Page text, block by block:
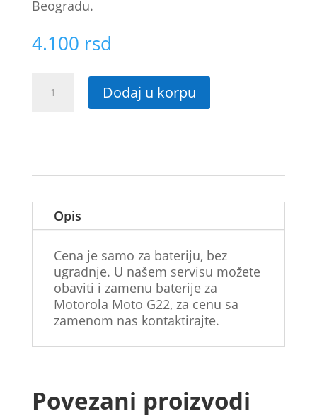
Beogradu.
4.100 rsd
Originalna
baterija
količina
Dodaj u korpu
Opis
Cena je samo za bateriju, bez
ugradnje. U našem servisu možete
obaviti i zamenu baterije za
Motorola Moto G22, za cenu sa
zamenom nas kontaktirajte.
Povezani proizvodi